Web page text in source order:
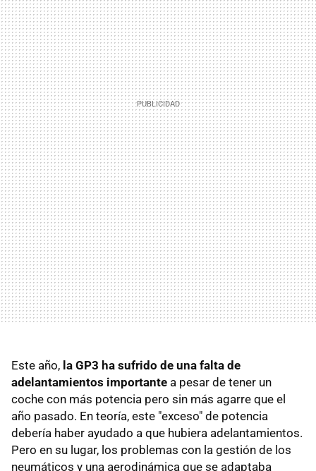
Este año, la GP3 ha sufrido de una falta de
adelantamientos importante a pesar de tener un
coche con más potencia pero sin más agarre que el
año pasado. En teoría, este "exceso" de potencia
debería haber ayudado a que hubiera adelantamientos.
Pero en su lugar, los problemas con la gestión de los
neumáticos y una aerodinámica que se adaptaba